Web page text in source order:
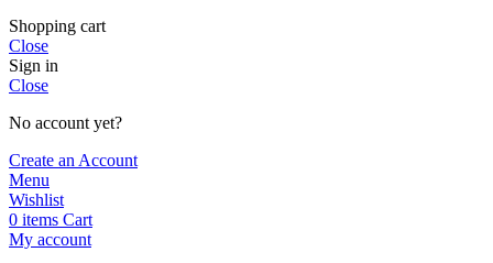
Shopping cart
Close
Sign in
Close
No account yet?
Create an Account
Menu
Wishlist
0 items Cart
My account